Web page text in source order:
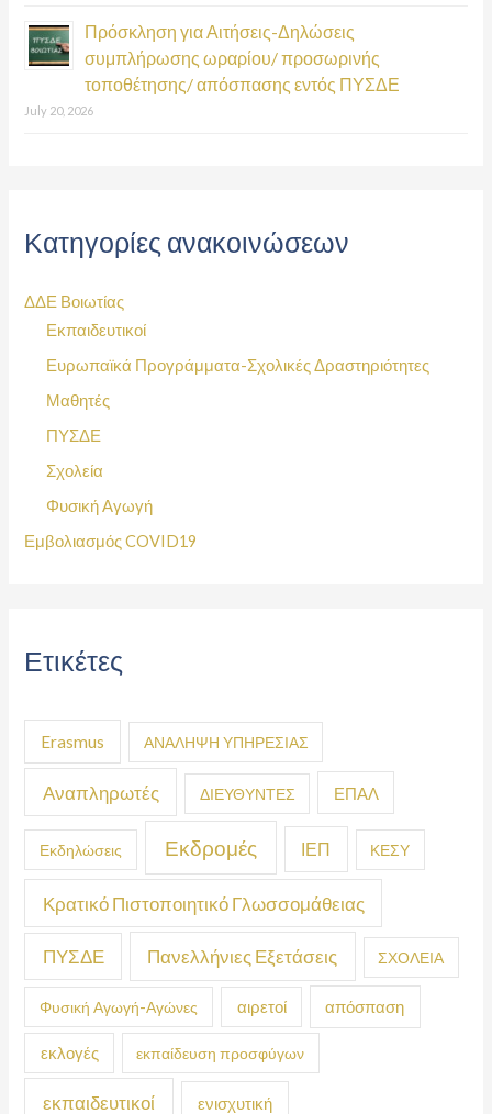
Πρόσκληση για Αιτήσεις-Δηλώσεις
συμπλήρωσης ωραρίου/ προσωρινής
τοποθέτησης/ απόσπασης εντός ΠΥΣΔΕ
July 20, 2026
Κατηγορίες ανακοινώσεων
ΔΔΕ Βοιωτίας
Εκπαιδευτικοί
Ευρωπαϊκά Προγράμματα-Σχολικές Δραστηριότητες
Μαθητές
ΠΥΣΔΕ
Σχολεία
Φυσική Αγωγή
Εμβολιασμός COVID19
Ετικέτες
Erasmus ΑΝΑΛΗΨΗ ΥΠΗΡΕΣΙΑΣ
Αναπληρωτές ΔΙΕΥΘΥΝΤΕΣ ΕΠΑΛ
Εκδηλώσεις Εκδρομές ΙΕΠ ΚΕΣΥ
Κρατικό Πιστοποιητικό Γλωσσομάθειας
ΠΥΣΔΕ Πανελλήνιες Εξετάσεις ΣΧΟΛΕΙΑ
Φυσική Αγωγή-Αγώνες αιρετοί απόσπαση
εκλογές εκπαίδευση προσφύγων
εκπαιδευτικοί ενισχυτική